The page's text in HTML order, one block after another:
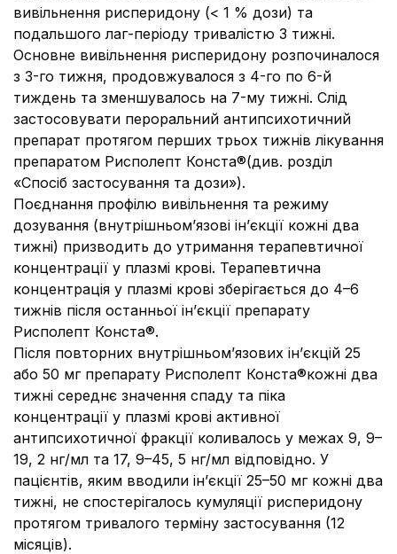
вивільнення рисперидону (< 1 % дози) та
подальшого лаг-періоду тривалістю 3 тижні.
Основне вивільнення рисперидону розпочиналося
з 3-го тижня, продовжувалося з 4-го по 6-й
тиждень та зменшувалось на 7-му тижні. Слід
застосовувати пероральний антипсихотичний
препарат протягом перших трьох тижнів лікування
препаратом Рисполепт Конста®(див. розділ
«Спосіб застосування та дози»).
Поєднання профілю вивільнення та режиму
дозування (внутрішньом’язові ін’єкції кожні два
тижні) призводить до утримання терапевтичної
концентрації у плазмі крові. Терапевтична
концентрація у плазмі крові зберігається до 4–6
тижнів після останньої ін’єкції препарату
Рисполепт Конста®.
Після повторних внутрішньом’язових ін’єкцій 25
або 50 мг препарату Рисполепт Конста®кожні два
тижні середнє значення спаду та піка
концентрації у плазмі крові активної
антипсихотичної фракції коливалось у межах 9, 9–
19, 2 нг/мл та 17, 9–45, 5 нг/мл відповідно. У
пацієнтів, яким вводили ін’єкції 25–50 мг кожні два
тижні, не спостерігалось кумуляції рисперидону
протягом тривалого терміну застосування (12
місяців).